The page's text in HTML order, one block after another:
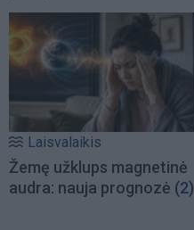
Laisvalaikis
Žemę užklups magnetinė
audra: nauja prognozė (2)